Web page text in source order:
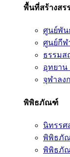
พื้นที่สร้างสร
ศูนย์พัน
ศูนย์กีฬ
ธรรมส
อุทยาน
จุฬาลง
พิพิธภัณฑ์
นิทรรศ
พิพิธภั
พิพิธภั